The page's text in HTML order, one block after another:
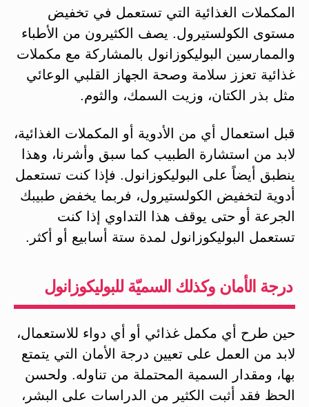
المكملات الغذائية التي تستعمل في تخفيض
مستوى الكولستيرول. يصف الكثيرون من الأطباء
والممارسين البوليكوزانول بالمشاركة مع مكملات
غذائية تعزز سلامة وصحة الجهاز القلبي الوعائي
مثل بذر الكتان، وزيت السمك، والثوم.
قبل استعمال أي من الأدوية أو المكملات الغذائية،
لابد من استشارة الطبيب كما سبق وأشرنا، وهذا
ينطبق أيضاً على البوليكوزانول. فإذا كنت تستعمل
أدوية لتخفيض الكولستيرول، فربما يخفض طبيبك
الجرعة أو حتى يوقف هذا التداوي إذا كنت
تستعمل البوليكوزانول لمدة ستة أسابيع أو أكثر.
درجة الأمان وكذلك السميّة للبوليكوزانول
حين طرح أي مكمل غذائي أو أي دواء للاستعمال،
لابد من العمل على تعيين درجة الأمان التي يتمتع
بها، ومقدار السمية المحتملة من تناوله. ولحسن
الحظ فقد أثبت الكثير من الدراسات على البشر،